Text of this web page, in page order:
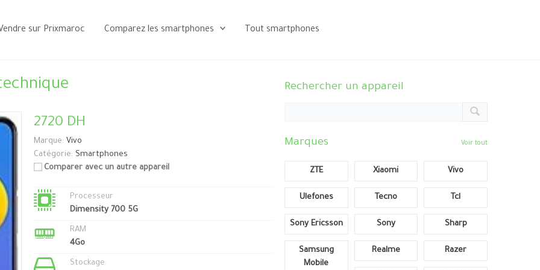
sur Prixmaroc Comparez les smartphones Tout smartphones
2720 DH
Marque: Vivo
Catégorie: Smartphones
Comparer avec un autre appareil
Processeur
Dimensity 700 5G
RAM
4Go
Stockage
Rechercher un appareil
Marques Voir tout
ZTE Xiaomi Vivo
Ulefones Tecno Tcl
Sony Ericsson Sony Sharp
Samsung
Mobile
Realme Razer